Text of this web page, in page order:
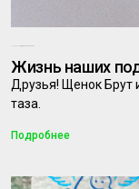
Жизнь наших
Друзья! Щенок Брут
таза.
Подробнее